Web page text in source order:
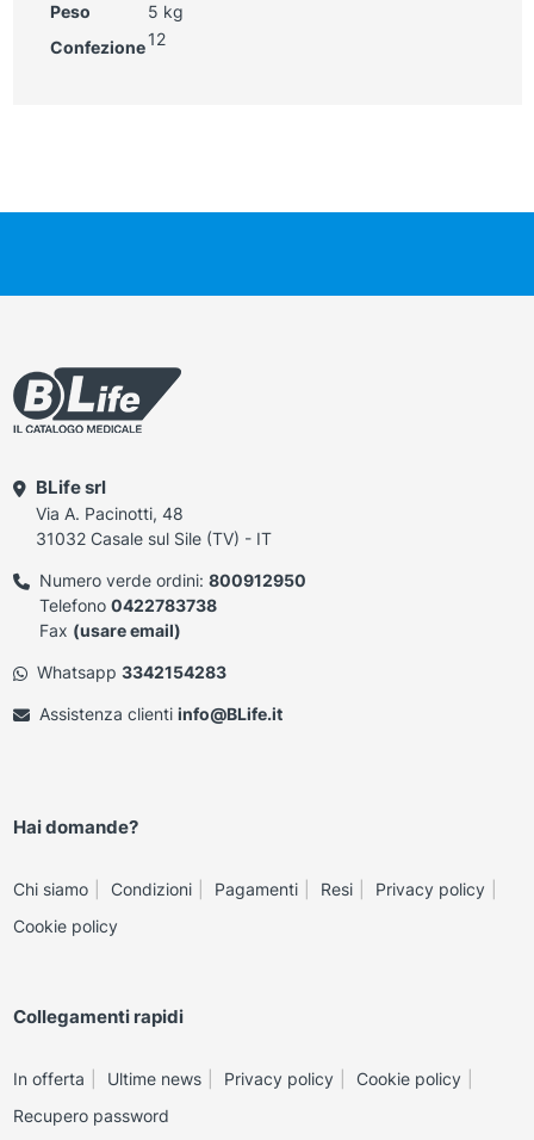
Peso
5 kg
Confezione 12
BLife srl
Via A. Pacinotti, 48
31032 Casale sul Sile (TV) - IT
Numero verde ordini: 800912950
Telefono 0422783738
Fax (usare email)
Whatsapp 3342154283
Assistenza clienti info@BLife.it
Hai domande?
Chi siamo Condizioni Pagamenti Resi
Privacy policy
Cookie policy
Collegamenti rapidi
In offerta Ultime news Privacy policy
Cookie policy
Recupero password